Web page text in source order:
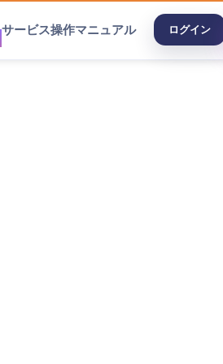
サービス操作マニュアル ログイン